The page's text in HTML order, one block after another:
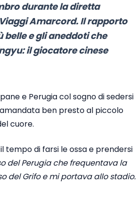
durante la diretta
Amarcord. Il rapporto
e gli aneddoti che
il giocatore cinese
e Perugia col sogno di sedersi
ben presto al piccolo
cuore.
tempo di farsi le ossa e prendersi
del Perugia che frequentava la
del Grifo e mi portava allo stadio.